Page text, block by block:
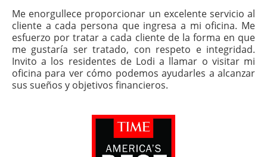
Me enorgullece proporcionar un excelente servicio al
cliente a cada persona que ingresa a mi oficina. Me
esfuerzo por tratar a cada cliente de la forma en que
me gustaría ser tratado, con respeto e integridad.
Invito a los residentes de Lodi a llamar o visitar mi
oficina para ver cómo podemos ayudarles a alcanzar
sus sueños y objetivos financieros.